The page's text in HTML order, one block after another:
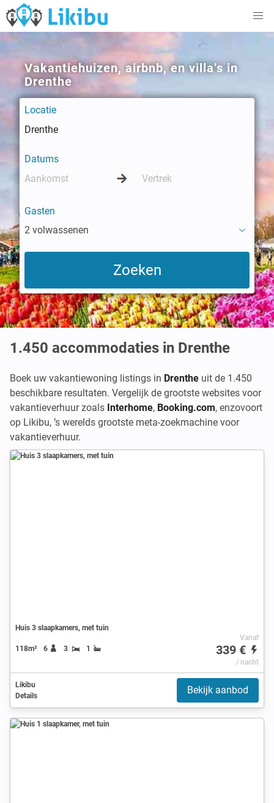
Vakantiehuizen, airbnb, en villa’s in
Drenthe
Locatie
Datums
Gasten
2 volwassenen
1.450 accommodaties in Drenthe
Boek uw vakantiewoning listings in Drenthe uit de 1.450
beschikbare resultaten. Vergelijk de grootste websites voor
vakantieverhuur zoals Interhome, Booking.com, enzovoort
op Likibu, ’s werelds grootste meta-zoekmachine voor
vakantieverhuur.
Huis 3 slaapkamers, met tuin
118m² 6 3 1
Vanaf
339 €
/ nacht
Likibu
Details
Bekijk aanbod